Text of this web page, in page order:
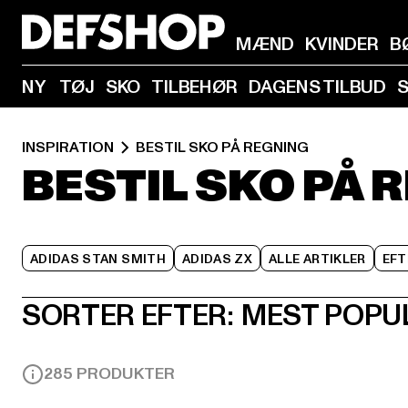
MÆND KVINDER
NY TØJ SKO TILBEHØR DAGENS TILBUD
INSPIRATION BESTIL SKO PÅ REGNING
BESTIL SKO PÅ
ADIDAS STAN SMITH ADIDAS ZX ALLE ARTIKLER
SORTER EFTER: MEST
285 PRODUKTER